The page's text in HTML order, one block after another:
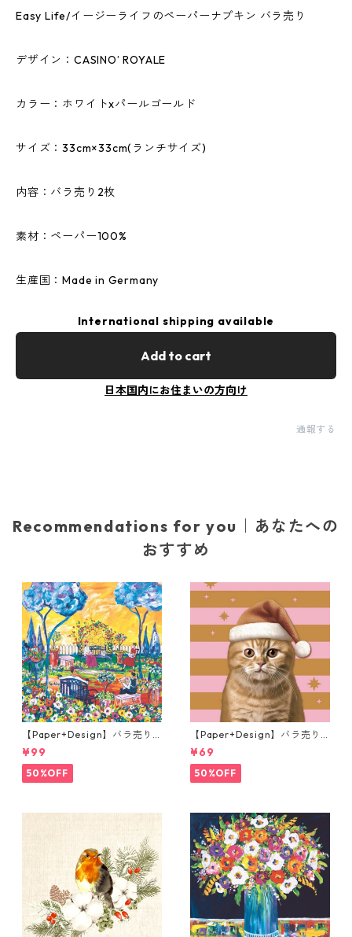
Easy Life/イージーライフのペーパーナプキン バラ売り
デザイン：CASINO’ ROYALE
カラー：ホワイトxパールゴールド
サイズ：33cm×33cm(ランチサイズ)
内容：バラ売り2枚
素材：ペーパー100%
生産国：Made in Germany
International shipping available
Add to cart
日本国内にお住まいの方向け
通報する
Recommendations for you｜あなたへの
おすすめ
【Paper+Design】バラ売り2
枚 ランチサイズ ペーパーナプ
キン Portchie Art Reading i
n the Garden イエロー
¥99
50%OFF
【Paper+Design】バラ売り2
枚 ランチサイズ ペーパーナプ
キン Xmas Cat ピンク
¥69
50%OFF